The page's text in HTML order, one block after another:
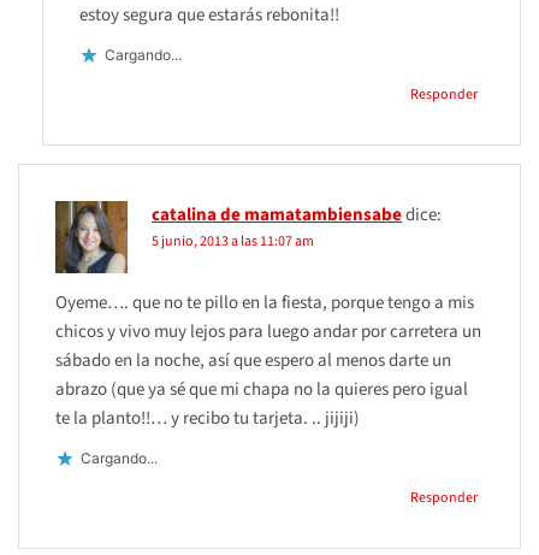
estoy segura que estarás rebonita!!
Cargando...
Responder
catalina de mamatambiensabedice:
5 junio, 2013 a las 11:07 am
Oyeme…. que no te pillo en la fiesta, porque tengo a mis
chicos y vivo muy lejos para luego andar por carretera un
sábado en la noche, así que espero al menos darte un
abrazo (que ya sé que mi chapa no la quieres pero igual
te la planto!!… y recibo tu tarjeta. .. jijiji)
Cargando...
Responder